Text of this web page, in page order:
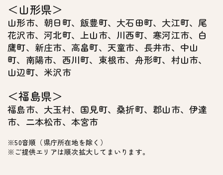
作業の結果を写真付き報告書により報告します。
※報告書はメールで送付します。
STEP 4
次回作業日のご連絡
メールにて次回の作業日をお知らせします。
＜山形県＞
山形市、朝日町、飯豊町、大石田町、大江町、尾
花沢市、河北町、上山市、川西町、寒河江市、白
鷹町、新庄市、高畠町、天童市、長井市、中山
町、南陽市、西川町、東根市、舟形町、村山市、
山辺町、米沢市
＜福島県＞
福島市、大玉村、国見町、桑折町、郡山市、伊達
市、二本松市、本宮市
※50音順（県庁所在地を除く）
※ご提供エリアは順次拡大してまいります。